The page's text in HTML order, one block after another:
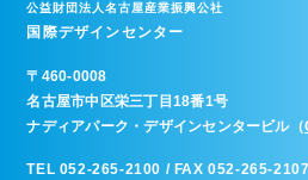
公益財団法人名古屋産業振興公社
国際デザインセンター
〒 460-0008
名古屋市中区栄三丁目18番1号
ナディアパーク・デザインセンタービル（
TEL 052-265-2100 / FAX 052-265-2107